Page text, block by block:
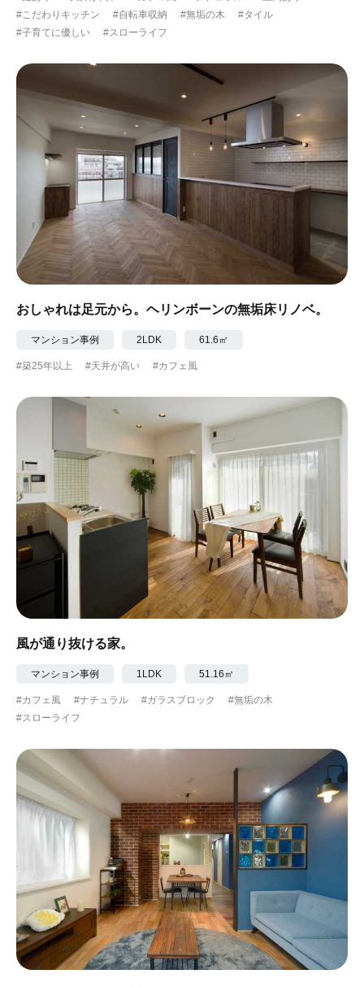
#こだわりキッチン
#自転車収納 #無垢の木
#タイル
#子育てに優しい
#スローライフ
おしゃれは足元から。ヘリンボーンの無垢床リノベ。
マンション事例 2LDK 61.6㎡
#築25年以上 #天井が高い #カフェ風
風が通り抜ける家。
マンション事例 1LDK 51.16㎡
#カフェ風 #ナチュラル #ガラスブロック
#無垢の木
#スローライフ